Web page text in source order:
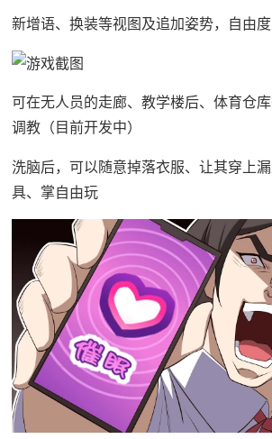
新增语、换装等视图及追加姿势，自由
可在无人员的走廊、教学楼后、体育仓
调教（目前开发中）
洗脑后，可以随意掉落衣服、让其穿上
具、掌自由玩